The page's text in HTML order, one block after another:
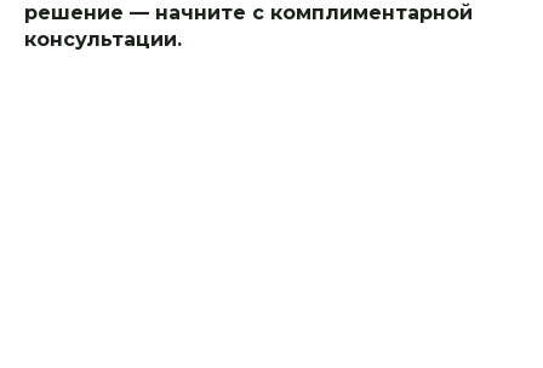
решение — начните с комплиментарной
консультации.